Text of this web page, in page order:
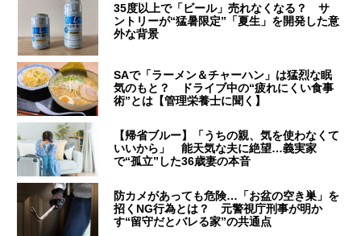
35度以上で「ビール」売れなくなる？ サ
ントリーが“猛暑限定”「夏生」を開発した意
外な背景
SAで「ラーメン＆チャーハン」は猛烈な眠
気のもと？ ドライブ中の“疲れにくい食事
術”とは【管理栄養士に聞く】
【帰省ブルー】「うちの親、気を使わなくて
いいから」 能天気な夫に絶望…義実家
で“孤立”した36歳妻の本音
防カメがあっても危険…「お盆の空き巣」を
招くNG行為とは？ 元警視庁刑事が明か
す“留守だとバレる家”の共通点